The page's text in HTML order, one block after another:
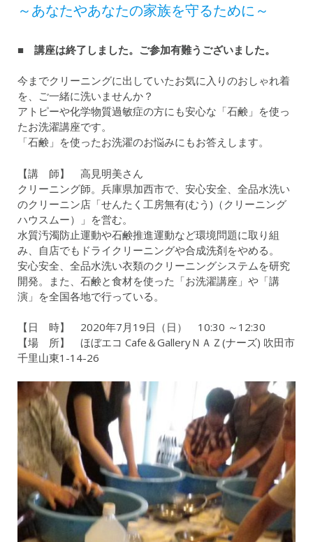
～あなたやあなたの家族を守るために～
■ 講座は終了しました。ご参加有難うございました。
今までクリーニングに出していたお気に入りのおしゃれ着
を、ご一緒に洗いませんか？
アトピーや化学物質過敏症の方にも安心な「石鹸」を使っ
たお洗濯講座です。
「石鹸」を使ったお洗濯のお悩みにもお答えします。
【講 師】 高見明美さん
クリーニング師。兵庫県加西市で、安心安全、全品水洗い
のクリーニン店「せんたく工房無有(むう)（クリーニング
ハウスムー）」を営む。
水質汚濁防止運動や石鹸推進運動など環境問題に取り組
み、自店でもドライクリーニングや合成洗剤をやめる。
安心安全、全品水洗い衣類のクリーニングシステムを研究
開発。また、石鹸と食材を使った「お洗濯講座」や「講
演」を全国各地で行っている。
【日 時】 2020年7月19日（日） 10:30 ～12:30
【場 所】 ほぼエコ Cafe＆GalleryＮＡＺ(ナーズ) 吹田市
千里山東1-14-26